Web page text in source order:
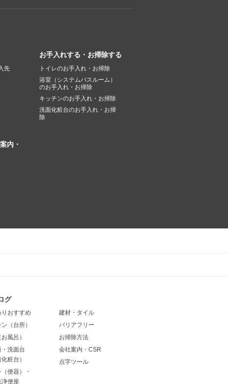
先
お手入れする・お掃除する
トイレのお手入れ・お掃除
浴室（システムバスルーム）
のお手入れ・お掃除
キッチンのお手入れ・お掃除
洗面化粧台のお手入れ・お掃
除
内・
グ
おすすめ
（台所）
風呂）
洗面台
化粧台）
（便器）・
浄便座
建材・タイル
バリアフリー
お掃除方法
会社案内・CSR
点字ツール